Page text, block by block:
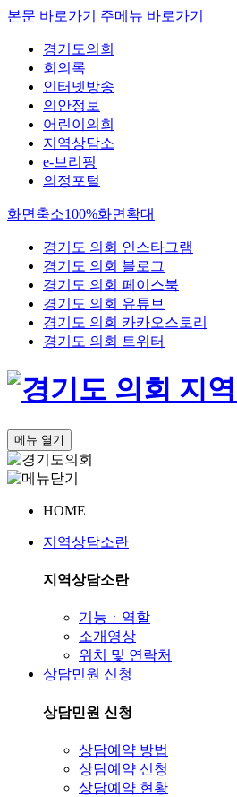
본문 바로가기 주메뉴 바로가기
경기도의회
회의록
인터넷방송
의안정보
어린이의회
지역상담소
e-브리핑
의정포털
화면축소100%화면확대
경기도 의회 인스타그램
경기도 의회 블로그
경기도 의회 페이스북
경기도 의회 유튜브
경기도 의회 카카오스토리
경기도 의회 트위터
메뉴 열기
HOME
지역상담소란
지역상담소란
기능ㆍ역할
소개영상
위치 및 연락처
상담민원 신청
상담민원 신청
상담예약 방법
상담예약 신청
상담예약 현황